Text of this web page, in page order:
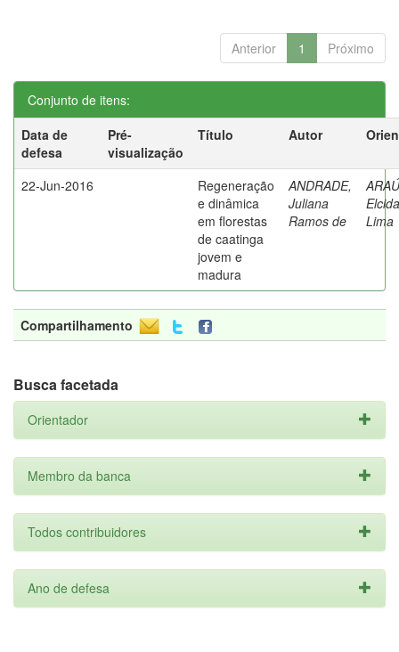
Anterior 1 Próximo
Conjunto de itens:
Data de
defesa
Pré-
visualização
Título Autor
22-Jun-2016
Regeneração
e dinâmica
em florestas
de caatinga
jovem e
madura
ANDRADE,
Juliana
Ramos de
Lima
Compartilhamento
Busca facetada
Orientador
Membro da banca
Todos contribuidores
Ano de defesa